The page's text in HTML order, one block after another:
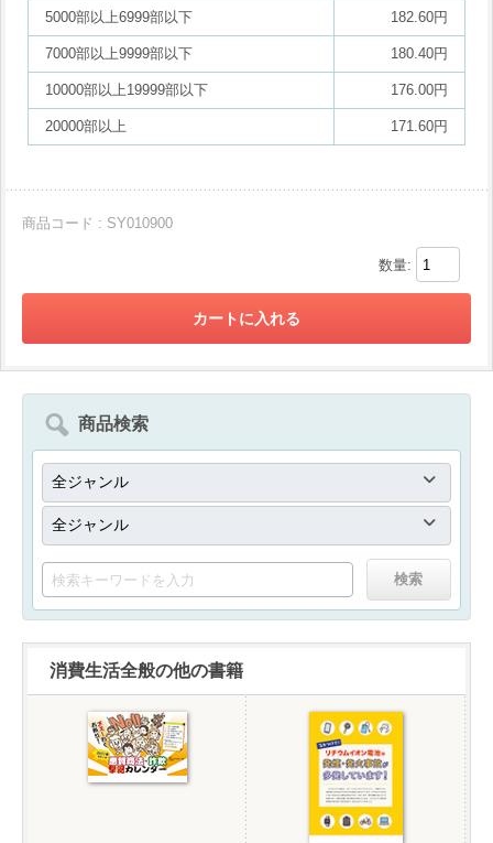
5000部以上6999部以下 182.60円
7000部以上9999部以下 180.40円
10000部以上19999部以下 176.00円
20000部以上 171.60円
商品コード : SY010900
数量:
商品検索
消費生活全般の他の書籍